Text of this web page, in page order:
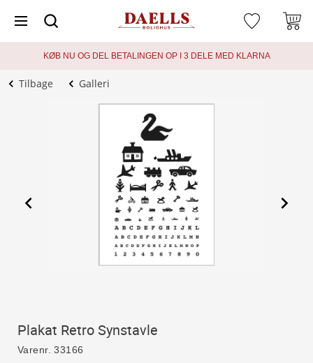
KØB NU OG DEL BETALINGEN OP I 3 DELE MED KLARNA
Tilbage Galleri
Plakat Retro Synstavle
Varenr. 33166